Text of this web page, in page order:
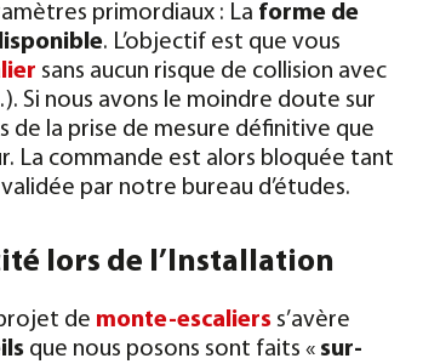
primordiaux : La forme de
. L’objectif est que vous
sans aucun risque de collision avec
Si nous avons le moindre doute sur
de la prise de mesure définitive que
La commande est alors bloquée tant
par notre bureau d’études.
lors de l’Installation
de monte-escaliers s’avère
que nous posons sont faits « sur-